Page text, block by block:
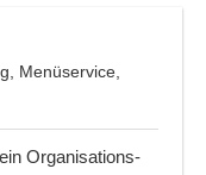
Menüservice,
Organisations-